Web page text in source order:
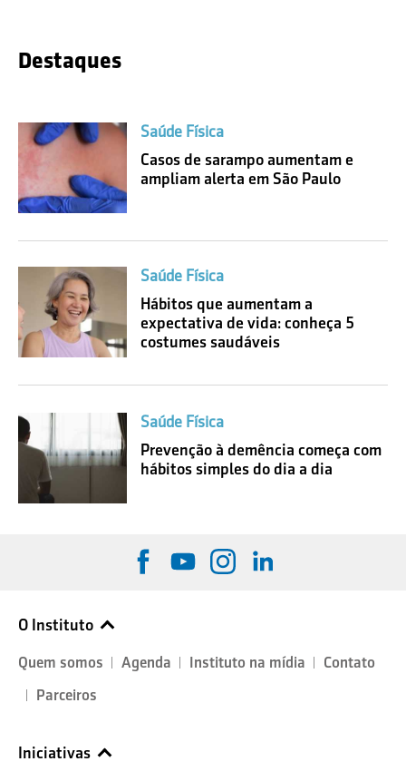
Destaques
Saúde Física
Casos de sarampo aumentam e
ampliam alerta em São Paulo
Saúde Física
Hábitos que aumentam a
expectativa de vida: conheça 5
costumes saudáveis
Saúde Física
Prevenção à demência começa com
hábitos simples do dia a dia
O Instituto
Quem somos Agenda Instituto na mídia
Contato
Parceiros
Iniciativas